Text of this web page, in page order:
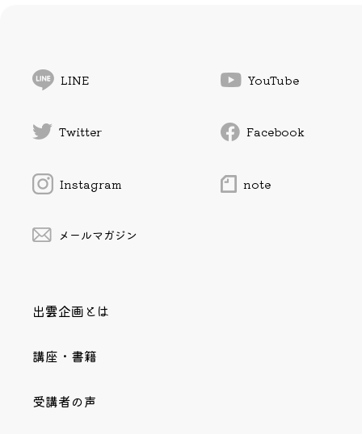
LINE YouTube
Twitter Facebook
Instagram note
メールマガジン
出雲企画とは
講座・書籍
受講者の声